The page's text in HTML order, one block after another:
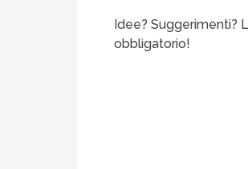
Idee? Suggerimenti?
obbligatorio!